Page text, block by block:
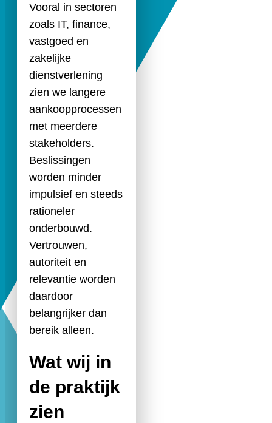
Vooral in sectoren
zoals IT, finance,
vastgoed en
zakelijke
dienstverlening
zien we langere
aankoopprocessen
met meerdere
stakeholders.
Beslissingen
worden minder
impulsief en steeds
rationeler
onderbouwd.
Vertrouwen,
autoriteit en
relevantie worden
daardoor
belangrijker dan
bereik alleen.
Wat wij in
de praktijk
zien